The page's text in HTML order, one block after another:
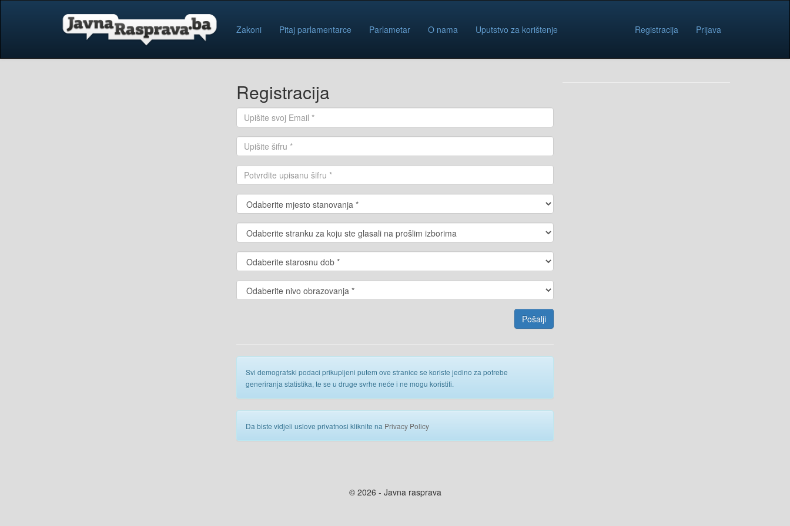
Zakoni Pitaj parlamentarce Parlametar O nama Uputstvo za korištenje Registracija Prijava
Registracija
Svi demografski podaci prikupljeni putem ove stranice se koriste jedino za potrebe
generiranja statistika, te se u druge svrhe neće i ne mogu koristiti.
Da biste vidjeli uslove privatnosi kliknite na Privacy Policy
© 2026 - Javna rasprava